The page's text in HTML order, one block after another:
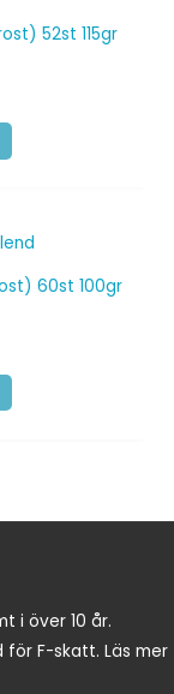
52st 115gr
60st 100gr
i över 10 år.
för F-skatt. Läs mer